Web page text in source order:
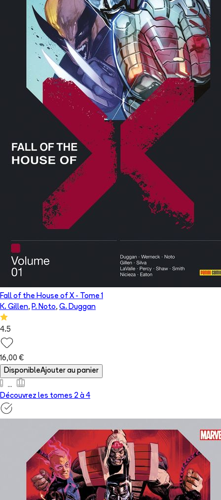
Fall of the House of X- Tome 1
K. Gillen, P. Noto, G. Duggan
4.5
16,00 €
DisponibleAjouter au panier
Découvrez les tomes 2 à 4